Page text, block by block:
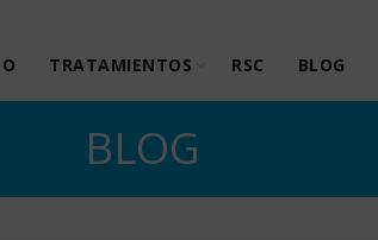
TRATAMIENTOS RSC BLOG
BLOG